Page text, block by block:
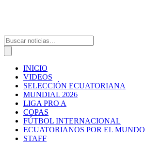
INICIO
VIDEOS
SELECCIÓN ECUATORIANA
MUNDIAL 2026
LIGA PRO A
COPAS
FÚTBOL INTERNACIONAL
ECUATORIANOS POR EL MUNDO
STAFF